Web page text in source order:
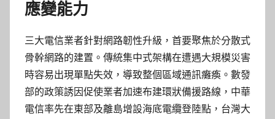
應變能力
三大電信業者針對網路韌性升級，首要聚焦於分散式
骨幹網路的建置。傳統集中式架構在遭遇大規模災害
時容易出現單點失效，導致整個區域通訊癱瘓。數發
部的政策誘因促使業者加速布建環狀備援路線，中華
電信率先在東部及離島增設海底電纜登陸點，台灣大